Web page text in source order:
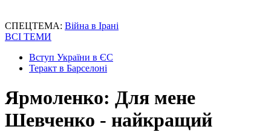
СПЕЦТЕМА: Війна в Ірані
ВСІ ТЕМИ
Вступ України в ЄС
Теракт в Барселоні
Ярмоленко: Для мене
Шевченко - найкращий